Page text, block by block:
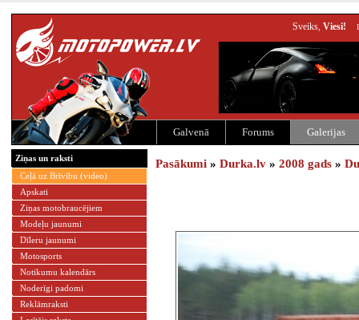
Sveiks, Viesi!
Galvenā Forums Galerijas
Ziņas un raksti
Ceļā uz Brīvību (video)
Apskati
Ziņas motobraucējiem
Modeļu jaunumi
Dīleru jaunumi
Motosports
Notikumu kalendārs
Noderīgi padomi
Reklāmraksti
Pasākumi » Durka.lv » 2008 gads »